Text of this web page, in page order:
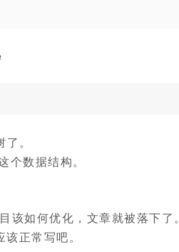
。
数据结构。
如何优化，文章就被落下了。
正常写吧。